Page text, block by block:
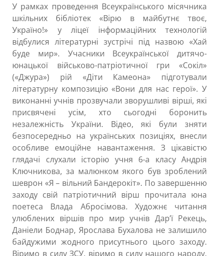
У рамках проведення Всеукраїнського місячника
шкільних бібліотек «Вірю в майбутнє твоє,
Україно!» у ліцеї інформаційних технологій
відбулися літературні зустрічі під назвою «Хай
буде мир». Учасники Всеукраїнської дитячо-
юнацької військово-патріотичної гри «Сокіл»
(«Джура») рій «Діти Камеона» підготували
літературну композицію «Вони для нас герої». У
виконанні учнів прозвучали зворушливі вірші, які
присвячені усім, хто сьогодні боронить
незалежність України. Відео, які були зняти
безпосередньо на українських позиціях, внесли
особливе емоційне навантаження. З цікавістю
глядачі слухали історію учня 6-а класу Андрія
Ключникова, за малюнком якого був зроблений
шеврон «Я – вільний Бандерокіт». По завершенню
заходу свій патріотичний вірш прочитала юна
поетеса Влада Абросімова. Художнє читання
улюблених віршів про мир учнів Дар’ї Рекець,
Даніели Боднар, Ярослава Бухалова не залишило
байдужими жодного присутнього цього заходу.
Віримо в силу ЗСУ, віримо в силу нашого народу.